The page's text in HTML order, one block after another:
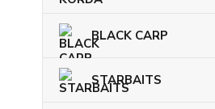
BLACK CARP
STARBAITS